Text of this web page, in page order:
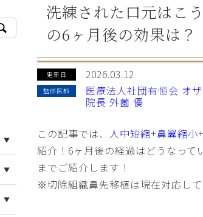
洗練された口元はこ
の6ヶ月後の効果は？
更新日 2026.03.12
監修医師 医療法人社団有恒会 オ
院長 外薗 優
この記事では、 人中短縮+鼻翼縮小
紹介！6ヶ月後の経過はどうなっ
までご紹介します！
※切除組織鼻先移植は現在対応して